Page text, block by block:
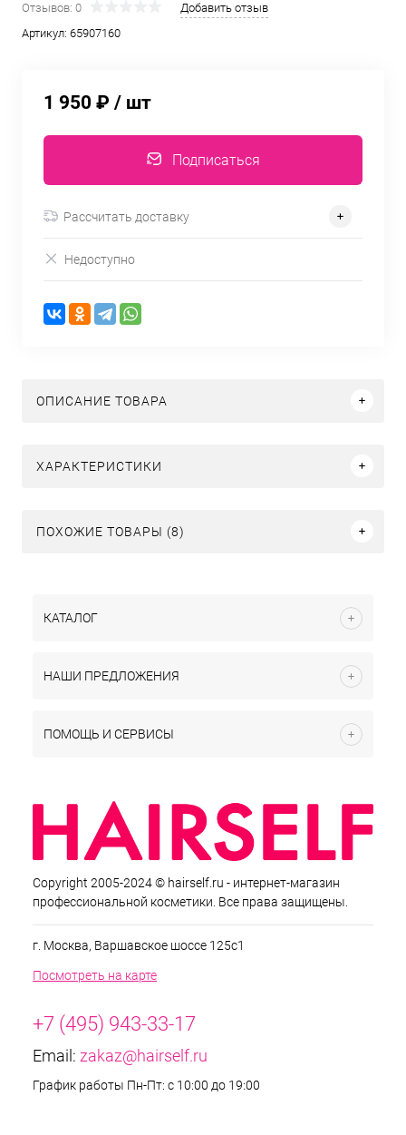
Отзывов: 0
Добавить отзыв
Артикул: 65907160
1 950 ₽ / шт
Подписаться
Рассчитать доставку
Недоступно
ОПИСАНИЕ ТОВАРА
ХАРАКТЕРИСТИКИ
ПОХОЖИЕ ТОВАРЫ (8)
КАТАЛОГ
НАШИ ПРЕДЛОЖЕНИЯ
ПОМОЩЬ И СЕРВИСЫ
Copyright 2005-2024 © hairself.ru - интернет-магазин
профессиональной косметики. Все права защищены.
г. Москва, Варшавское шоссе 125с1
Посмотреть на карте
+7 (495) 943-33-17
Email: zakaz@hairself.ru
График работы Пн-Пт: с 10:00 до 19:00